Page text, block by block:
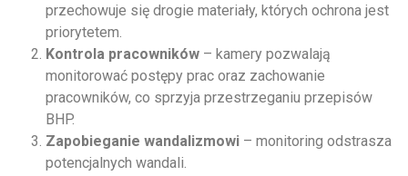
przechowuje się drogie materiały, których ochrona jest
priorytetem.
Kontrola pracowników – kamery pozwalają
monitorować postępy prac oraz zachowanie
pracowników, co sprzyja przestrzeganiu przepisów
BHP.
Zapobieganie wandalizmowi – monitoring odstrasza
potencjalnych wandali.